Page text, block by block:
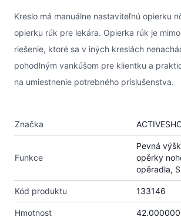
Kreslo má manuálne nastaviteľnú opierku
opierku rúk pre lekára. Opierka rúk je
riešenie, ktoré sa v iných kreslách
pohodlným vankúšom pre klientku a
na umiestnenie potrebného príslušenstva.
Značka
Funkce
Pevná
opěrky
opěradla,
Kód produktu 133146
Hmotnost 42.000000